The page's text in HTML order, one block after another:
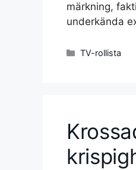
märkning,
underkända
Kategorier
TV-rollista